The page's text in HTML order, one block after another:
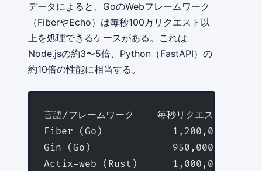
データによると、GoのWebフレームワーク
（FiberやEcho）は毎秒100万リクエスト以
上を処理できるケースがある。これは
Node.jsの約3〜5倍、Python（FastAPI）の
約10倍の性能に相当する。
言語/フレームワーク    毎秒リクエスト数（概算
Fiber (Go)            1,200,000 req/s
Gin (Go)              950,000 req/s
Actix-web (Rust)      1,000,000 req/s